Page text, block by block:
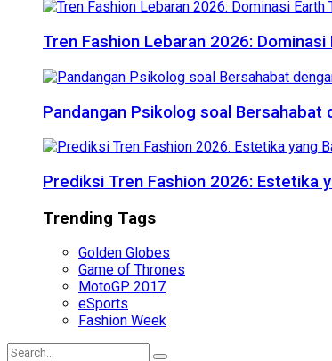
Tren Fashion Lebaran 2026: Dominasi
Pandangan Psikolog soal Bersahabat
Prediksi Tren Fashion 2026: Estetika
Trending Tags
Golden Globes
Game of Thrones
MotoGP 2017
eSports
Fashion Week